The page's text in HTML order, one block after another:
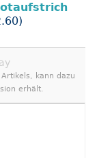
kann dazu
erhält.